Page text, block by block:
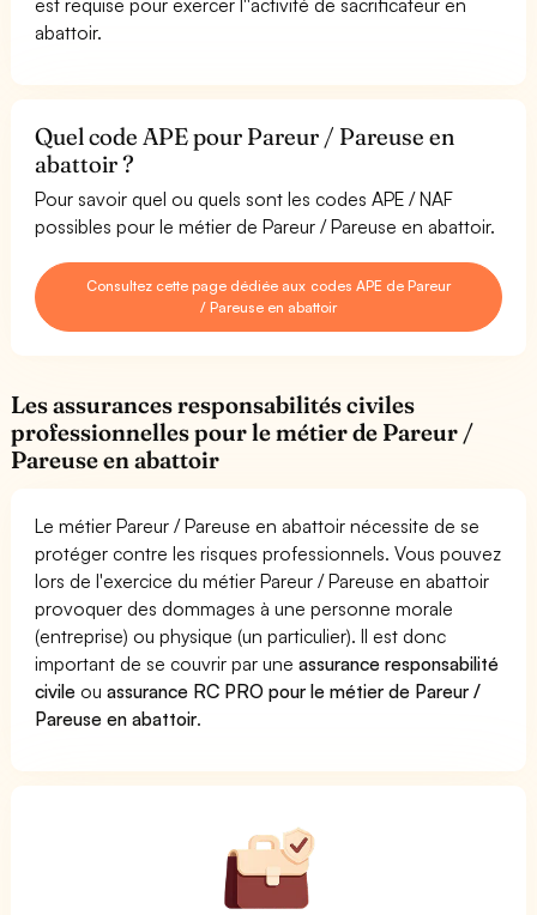
abattoir.
Quel code APE pour Pareur / Pareuse en
abattoir ?
Pour savoir quel ou quels sont les codes APE / NAF
possibles pour le métier de Pareur / Pareuse en abattoir.
Consultez cette page dédiée aux codes APE de Pareur
/ Pareuse en abattoir
Les assurances responsabilités civiles
professionnelles pour le métier de Pareur /
Pareuse en abattoir
Le métier Pareur / Pareuse en abattoir nécessite de se
protéger contre les risques professionnels. Vous pouvez
lors de l'exercice du métier Pareur / Pareuse en abattoir
provoquer des dommages à une personne morale
(entreprise) ou physique (un particulier). Il est donc
important de se couvrir par uneassurance responsabilité
civile ouassurance RC PRO pour le métier de Pareur /
Pareuse en abattoir.